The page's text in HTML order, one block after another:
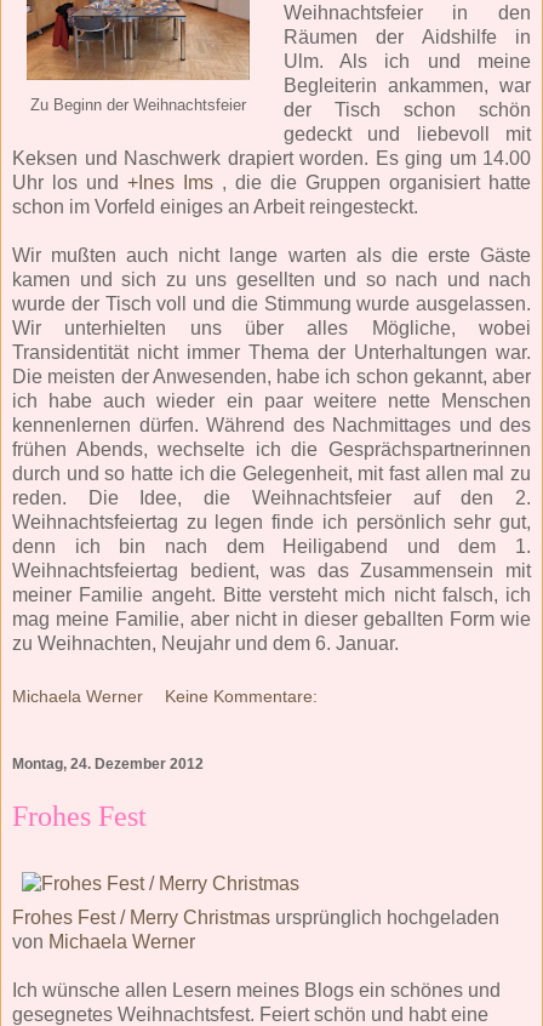
Zu Beginn der Weihnachtsfeier
Weihnachtsfeier in den
Räumen der Aidshilfe in
Ulm. Als ich und meine
Begleiterin ankammen, war
der Tisch schon schön
gedeckt und liebevoll mit
Keksen und Naschwerk drapiert worden. Es ging um 14.00
Uhr los und +Ines Ims , die die Gruppen organisiert hatte
schon im Vorfeld einiges an Arbeit reingesteckt.
Wir mußten auch nicht lange warten als die erste Gäste
kamen und sich zu uns gesellten und so nach und nach
wurde der Tisch voll und die Stimmung wurde ausgelassen.
Wir unterhielten uns über alles Mögliche, wobei
Transidentität nicht immer Thema der Unterhaltungen war.
Die meisten der Anwesenden, habe ich schon gekannt, aber
ich habe auch wieder ein paar weitere nette Menschen
kennenlernen dürfen. Während des Nachmittages und des
frühen Abends, wechselte ich die Gesprächspartnerinnen
durch und so hatte ich die Gelegenheit, mit fast allen mal zu
reden. Die Idee, die Weihnachtsfeier auf den 2.
Weihnachtsfeiertag zu legen finde ich persönlich sehr gut,
denn ich bin nach dem Heiligabend und dem 1.
Weihnachtsfeiertag bedient, was das Zusammensein mit
meiner Familie angeht. Bitte versteht mich nicht falsch, ich
mag meine Familie, aber nicht in dieser geballten Form wie
zu Weihnachten, Neujahr und dem 6. Januar.
Michaela Werner Keine Kommentare:
Montag, 24. Dezember 2012
Frohes Fest
Frohes Fest / Merry Christmas ursprünglich hochgeladen
von Michaela Werner
Ich wünsche allen Lesern meines Blogs ein schönes und
gesegnetes Weihnachtsfest. Feiert schön und habt eine